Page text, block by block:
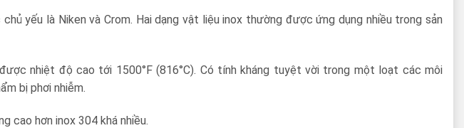
yếu là Niken và Crom. Hai dạng vật liệu inox thường được ứng dụng nhiều trong sản
nhiệt độ cao tới 1500°F (816°C). Có tính kháng tuyệt vời trong một loạt các môi
bị phơi nhiễm.
cao hơn inox 304 khá nhiều.